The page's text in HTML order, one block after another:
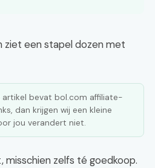
ziet een stapel dozen met
artikel bevat bol.com affiliate-
dan krijgen wij een kleine
jou verandert niet.
misschien zelfs té goedkoop.